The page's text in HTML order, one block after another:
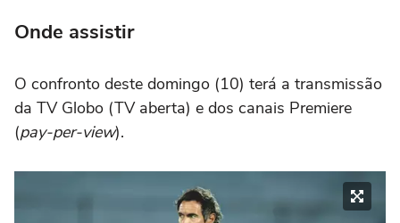
Onde assistir
O confronto deste domingo (10) terá a transmissão
da TV Globo (TV aberta) e dos canais Premiere
(pay-per-view).